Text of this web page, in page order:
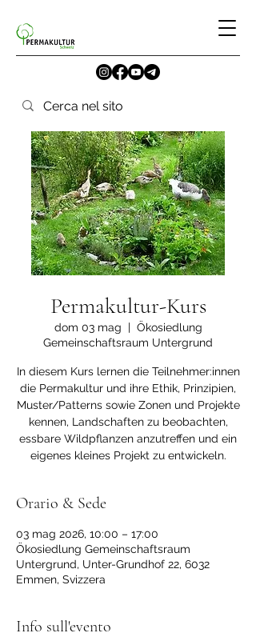
Permakultur-Kurs
dom 03 mag
  |
Ökosiedlung
Gemeinschaftsraum Untergrund
In diesem Kurs lernen die Teilnehmer:innen
die Permakultur und ihre Ethik, Prinzipien,
Muster/Patterns sowie Zonen und Projekte
kennen, Landschaften zu beobachten,
essbare Wildpflanzen anzutreffen und ein
eigenes kleines Projekt zu entwickeln.
Orario & Sede
03 mag 2026, 10:00 – 17:00
Ökosiedlung Gemeinschaftsraum
Untergrund, Unter-Grundhof 22, 6032
Emmen, Svizzera
Info sull'evento